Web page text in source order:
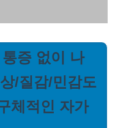
증 없이 나
/질감/민감도
체적인 자가